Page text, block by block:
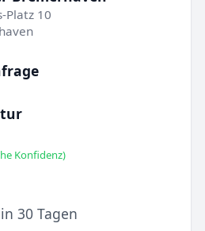
Platz 10
Konfidenz)
30 Tagen